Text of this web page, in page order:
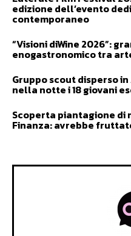
edizione dell’evento
contemporaneo
“Visioni diWine 2026”:
enogastronomico tra
Gruppo scout disperso
nella notte i 18 giovani
Scoperta piantagione di
Finanza: avrebbe